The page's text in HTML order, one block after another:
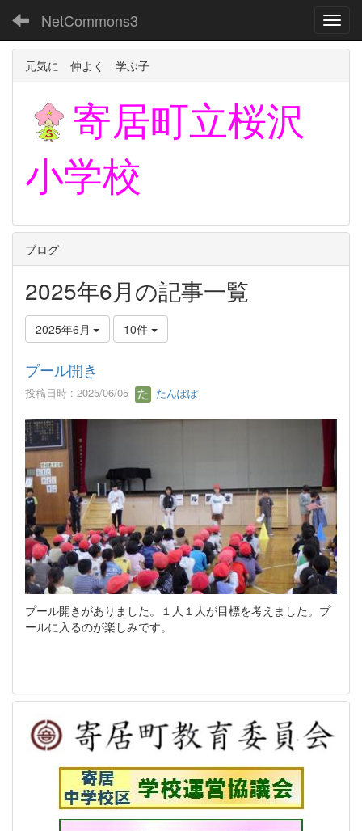
NetCommons3
元気に 仲よく 学ぶ子
寄居町立桜沢
小学校
ブログ
2025年6月の記事一覧
2025年6月 10件
プール開き
投稿日時 : 2025/06/05 たんぽぽ
プール開きがありました。１人１人が目標を考えました。プ
ールに入るのが楽しみです。